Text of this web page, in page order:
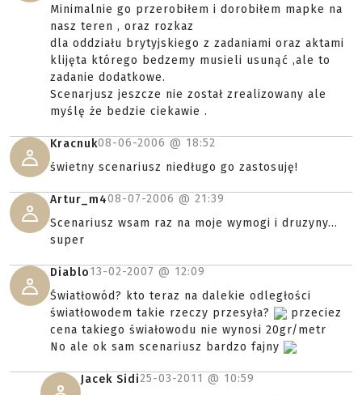
Minimalnie go przerobiłem i dorobiłem mapke na
nasz teren , oraz rozkaz
dla oddziału brytyjskiego z zadaniami oraz aktami
klijęta którego bedzemy musieli usunąć ,ale to
zadanie dodatkowe.
Scenarjusz jeszcze nie został zrealizowany ale
myślę że bedzie ciekawie .
Kracnuk08-06-2006 @ 18:52
świetny scenariusz niedługo go zastosuję!
Artur_m408-07-2006 @ 21:39
Scenariusz wsam raz na moje wymogi i druzyny...
super
Diablo13-02-2007 @ 12:09
Światłowód? kto teraz na dalekie odległości
światłowodem takie rzeczy przesyła?
przeciez
cena takiego świałowodu nie wynosi 20gr/metr
No ale ok sam scenariusz bardzo fajny
Jacek Sidi25-03-2011 @ 10:59